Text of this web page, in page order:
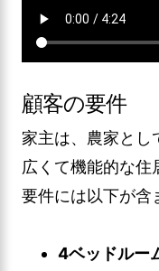
顧客の要件
家主は、農家とし
広くて機能的な住
要件には以下が含
4ベッドルー